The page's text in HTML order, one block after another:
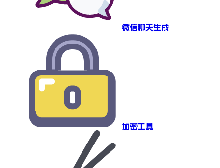
微信聊天生成
加密工具